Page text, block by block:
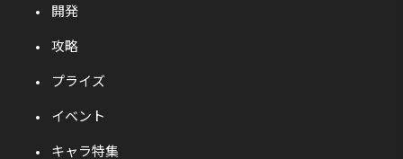
開発
攻略
プライズ
イベント
キャラ特集